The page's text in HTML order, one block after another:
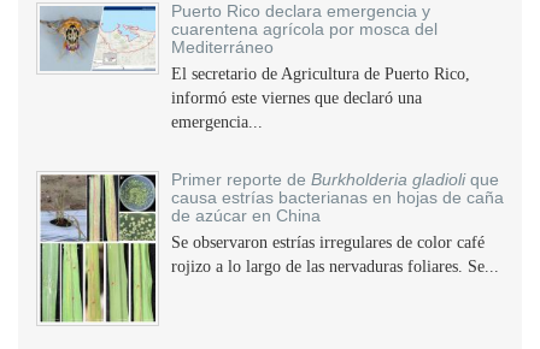
Puerto Rico declara emergencia y
cuarentena agrícola por mosca del
Mediterráneo
El secretario de Agricultura de Puerto Rico,
informó este viernes que declaró una
emergencia...
Primer reporte de Burkholderia gladiolique
causa estrías bacterianas en hojas de caña
de azúcar en China
Se observaron estrías irregulares de color café
rojizo a lo largo de las nervaduras foliares. Se...